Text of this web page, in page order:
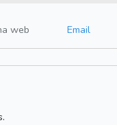
web Email